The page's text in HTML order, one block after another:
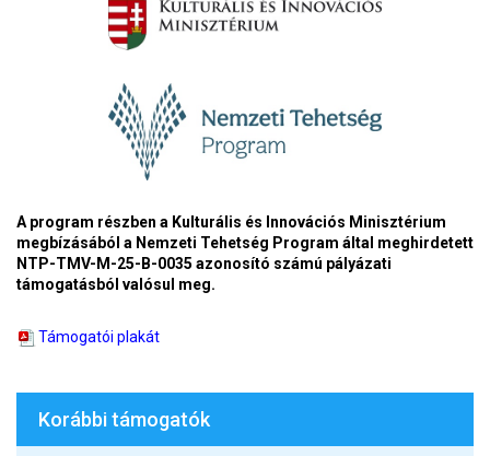
A program részben a Kulturális és Innovációs Minisztérium
megbízásából a Nemzeti Tehetség Program által meghirdetett
NTP-TMV-M-25-B-0035 azonosító számú pályázati
támogatásból valósul meg.
Támogatói plakát
Korábbi támogatók